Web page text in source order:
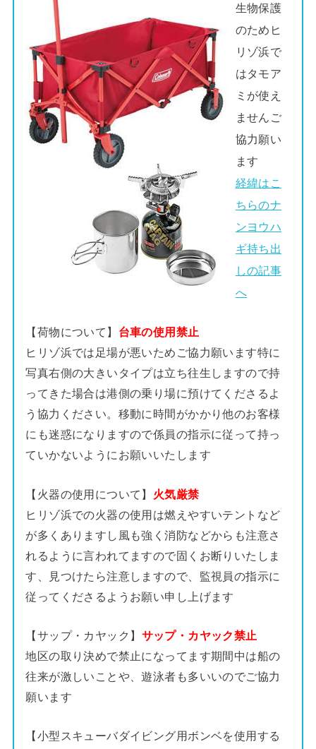
生物保護
のためヒ
リゾ浜で
はタモア
ミが使え
ませんご
協力願い
ます
経緯はこ
ちらのナ
ンヨウハ
ギ持ち出
しの記事
へ
【荷物について】 台車の使用禁止
ヒリゾ浜では足場が悪いためご協力願います特に
写真右側の大きいタイプは立ち往生しますので持
ってきた場合は港側の乗り場に預けてくださるよ
う協力ください。移動に時間がかかり他のお客様
にも迷惑になりますので係員の指示に従って持っ
ていかないようにお願いいたします
【火器の使用について】 火気厳禁
ヒリゾ浜での火器の使用は燃えやすいテントなど
が多くありますし風も強く消防などからも注意さ
れるように言われてますので固くお断りいたしま
す、見つけたら注意しますので、監視員の指示に
従ってくださるようお願い申し上げます
【サップ・カヤック】 サップ・カヤック禁止
地区の取り決めで禁止になってます期間中は船の
往来が激しいことや、遊泳者も多いいのでご協力
願います
【小型スキューバダイビング用ボンベを使用する